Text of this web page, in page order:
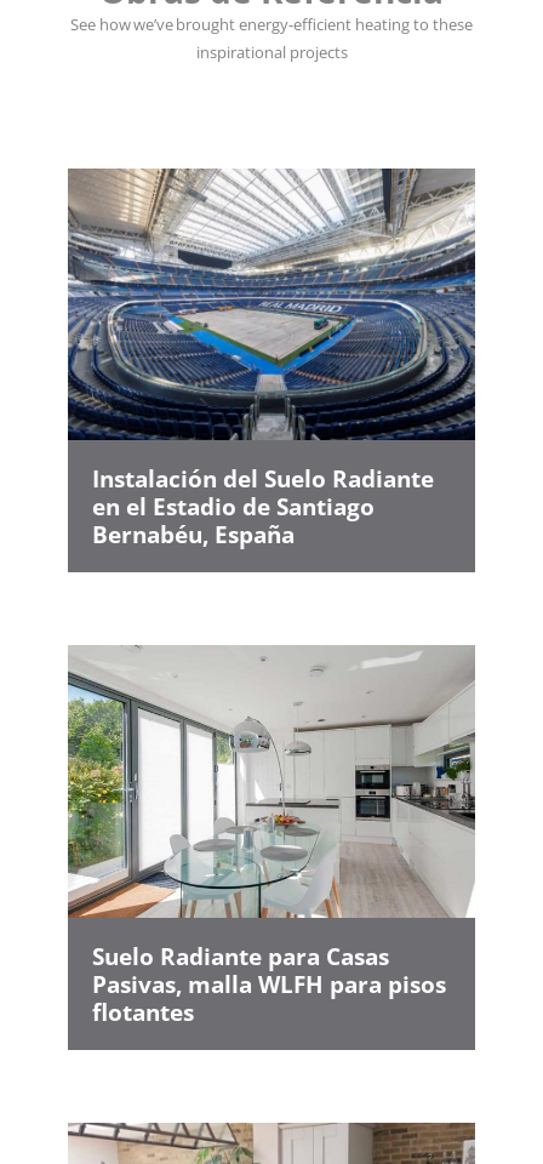
See how we’ve brought energy-efficient heating to these
inspirational projects
Instalación del Suelo Radiante
en el Estadio de Santiago
Bernabéu, España
Suelo Radiante para Casas
Pasivas, malla WLFH para pisos
flotantes